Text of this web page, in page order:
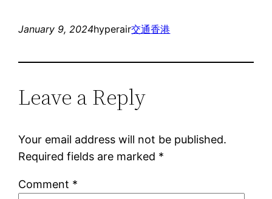
January 9, 2024hyperair交通香港
Leave a Reply
Your email address will not be published.
Required fields are marked *
Comment *